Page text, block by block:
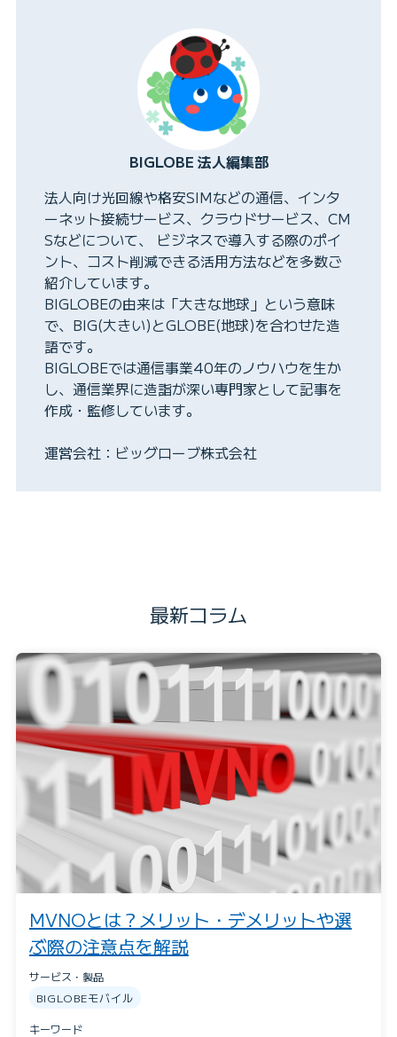
BIGLOBE 法人編集部
法人向け光回線や格安SIMなどの通信、インタ
ーネット接続サービス、クラウドサービス、CM
Sなどについて、 ビジネスで導入する際のポイ
ント、コスト削減できる活用方法などを多数ご
紹介しています。
BIGLOBEの由来は「大きな地球」という意味
で、BIG(大きい)とGLOBE(地球)を合わせた造
語です。
BIGLOBEでは通信事業40年のノウハウを生か
し、通信業界に造詣が深い専門家として記事を
作成・監修しています。
運営会社：ビッグローブ株式会社
最新コラム
MVNOとは？メリット・デメリットや選
ぶ際の注意点を解説
サービス・製品
BIGLOBEモバイル
キーワード